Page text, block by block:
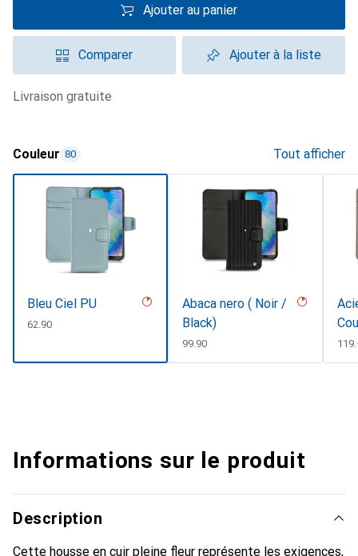
Ajouter au panier
Comparer Ajouter à la liste
livraison gratuite
Couleur 80 Tout afficher
Bleu Ciel PU
CHF
62.90
Abaca nero ( Noir /
Black)
CHF
99.90 CHF
Informations sur le produit
Description
Cette housse en cuir pleine fleur représente les exigences,